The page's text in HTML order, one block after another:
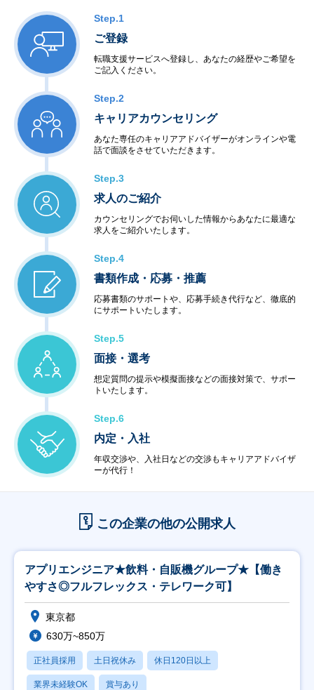
Step.1
ご登録
転職支援サービスへ登録し、あなたの経歴やご希望を
ご記入ください。
Step.2
キャリアカウンセリング
あなた専任のキャリアアドバイザーがオンラインや電
話で面談をさせていただきます。
Step.3
求人のご紹介
カウンセリングでお伺いした情報からあなたに最適な
求人をご紹介いたします。
Step.4
書類作成・応募・推薦
応募書類のサポートや、応募手続き代行など、徹底的
にサポートいたします。
Step.5
面接・選考
想定質問の提示や模擬面接などの面接対策で、サポー
トいたします。
Step.6
内定・入社
年収交渉や、入社日などの交渉もキャリアアドバイザ
ーが代行！
この企業の他の公開求人
アプリエンジニア★飲料・自販機グループ★【働き
やすさ◎フルフレックス・テレワーク可】
東京都
630万~850万
正社員採用 土日祝休み 休日120日以上
業界未経験OK 賞与あり